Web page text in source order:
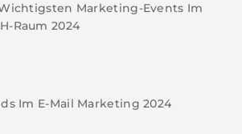
Marketing-Events Im
Raum 2024
Im E-Mail Marketing 2024